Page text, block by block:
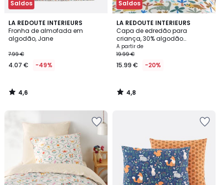
Saldos
LA REDOUTE INTERIEURS
Fronha de almofada em
algodão, Jane
7.99 €
4.07 € -49%
4,6
/ 5
4,6
/
Saldos
LA REDOUTE INTERIEURS
Capa de edredão para
criança, 30% algodão
reciclado, estampado com
dinossauros, DINO
A partir de
19.99 €
15.99 € -20%
4,8
/ 5
4,8
/